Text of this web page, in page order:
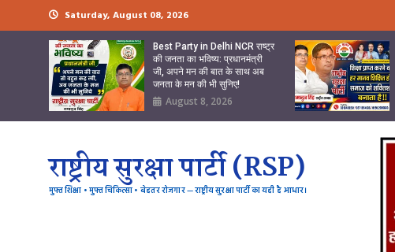
to
Saturday, August 08, 2026
Best Party in Delhi NCR राष्ट्र
की जनता का भविष्य: प्रधानमंत्री
जी, अपने मन की बात के साथ अब
जनता के मन की भी सुनिए!
August 8, 2026
राष्ट्रीय सुरक्षा पार्टी (RSP)
मुफ्त शिक्षा • मुफ्त चिकित्सा • बेहतर रोजगार — राष्ट्रीय सुरक्षा पार्टी का यही है आधार।